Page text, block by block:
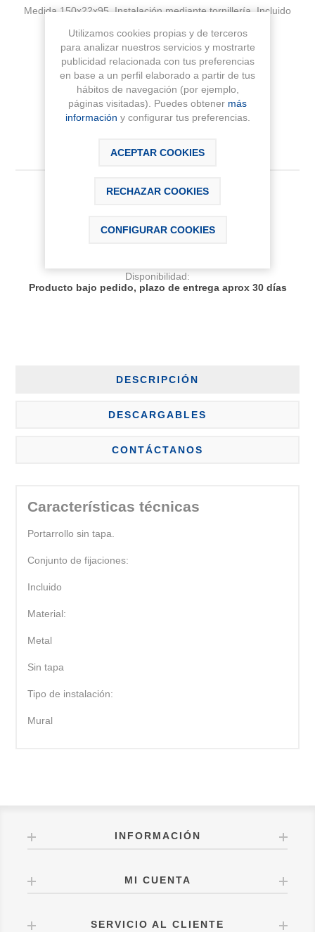
Medida 150x22x95. Instalación mediante tornillería. Incluido
sistema de fijación.
Fabricante: ROCA
Sku: A817034NB0
59,90 € IVA Inc.
Disponibilidad:
Producto bajo pedido, plazo de entrega aprox 30 días
DESCRIPCIÓN
DESCARGABLES
CONTÁCTANOS
Características técnicas
Portarrollo sin tapa.
Conjunto de fijaciones:
Incluido
Material:
Metal
Sin tapa
Tipo de instalación:
Mural
INFORMACIÓN
MI CUENTA
SERVICIO AL CLIENTE
Utilizamos cookies propias y de terceros
para analizar nuestros servicios y mostrarte
publicidad relacionada con tus preferencias
en base a un perfil elaborado a partir de tus
hábitos de navegación (por ejemplo,
páginas visitadas). Puedes obtener más
información y configurar tus preferencias.
ACEPTAR COOKIES
RECHAZAR COOKIES
CONFIGURAR COOKIES